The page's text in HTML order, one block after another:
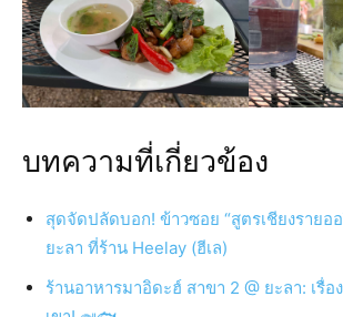
บทความที่เกี่ยวข้อง
สุดจัดปลัดบอก! ข้าวซอย “สูตรเชียงรายอ
ยะลา ที่ร้าน Heelay (ฮีเล)
ร้านอาหารมาอิดะฮ์ สาขา 2 @ ยะลา: เรื่